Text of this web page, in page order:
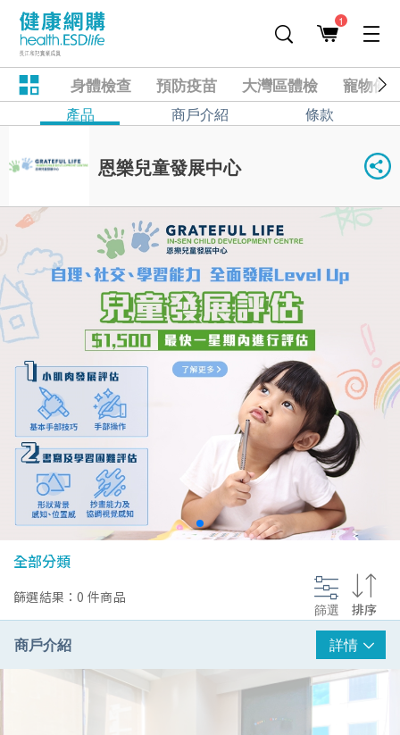
1
身體檢查 預防疫苗 大灣區體檢 寵物健
產品 商戶介紹 條款
恩樂兒童發展中心
@section InlineScriptsHead {
全部分類
篩選結果：0 件商品
篩選 排序
商戶介紹 詳情